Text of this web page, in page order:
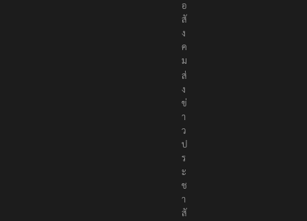
เ
พื่
อ
สั
ง
ค
ม
ส่
ง
ข่
า
ว
ป
ร
ะ
ช